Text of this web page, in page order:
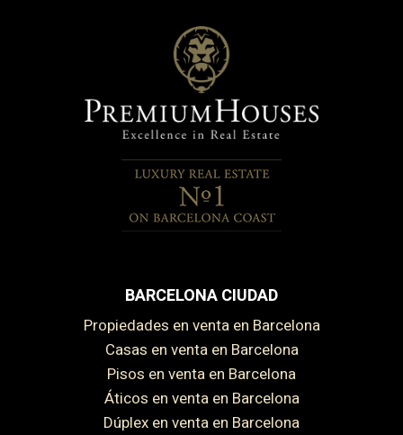
BARCELONA CIUDAD
Propiedades en venta en Barcelona
Casas en venta en Barcelona
Pisos en venta en Barcelona
Áticos en venta en Barcelona
Dúplex en venta en Barcelona